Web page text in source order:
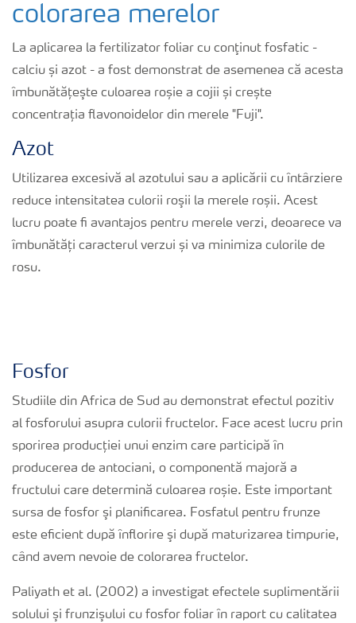
colorarea merelor
La aplicarea la fertilizator foliar cu conţinut fosfatic -
calciu și azot - a fost demonstrat de asemenea că acesta
îmbunătățeşte culoarea roșie a cojii și crește
concentrația flavonoidelor din merele "Fuji".
Azot
Utilizarea excesivă al azotului sau a aplicării cu întârziere
reduce intensitatea culorii roşii la merele roșii. Acest
lucru poate fi avantajos pentru merele verzi, deoarece va
îmbunătăți caracterul verzui și va minimiza culorile de
rosu.
Fosfor
Studiile din Africa de Sud au demonstrat efectul pozitiv
al fosforului asupra culorii fructelor. Face acest lucru prin
sporirea producției unui enzim care participă în
producerea de antociani, o componentă majoră a
fructului care determină culoarea roșie. Este important
sursa de fosfor şi planificarea. Fosfatul pentru frunze
este eficient după înflorire şi după maturizarea timpurie,
când avem nevoie de colorarea fructelor.
Paliyath et al. (2002) a investigat efectele suplimentării
solului şi frunzişului cu fosfor foliar în raport cu calitatea